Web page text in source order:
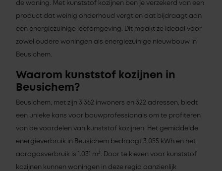
de woning. Met kunststof kozijnen ben je verzekerd van een
product dat weinig onderhoud vergt en dat bijdraagt aan
een energiezuinige leefomgeving. Dit maakt ze ideaal voor
zowel oudere woningen als energiezuinige nieuwbouw in
Beusichem.
Waarom kunststof kozijnen in
Beusichem?
Beusichem, met zijn 3.362 inwoners en 322 adressen, biedt
een unieke kans voor bouwprofessionals om te profiteren
van de voordelen van kunststof kozijnen. Het gemiddelde
energieverbruik in Beusichem bedraagt 3.055 kWh en het
aardgasverbruik is 1.031 m³. Door te kiezen voor kunststof
kozijnen kunnen woningen in deze regio aanzienlijk